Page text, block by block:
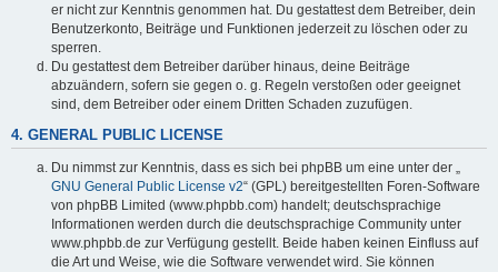
er nicht zur Kenntnis genommen hat. Du gestattest dem Betreiber, dein
Benutzerkonto, Beiträge und Funktionen jederzeit zu löschen oder zu
sperren.
Du gestattest dem Betreiber darüber hinaus, deine Beiträge
abzuändern, sofern sie gegen o. g. Regeln verstoßen oder geeignet
sind, dem Betreiber oder einem Dritten Schaden zuzufügen.
4. GENERAL PUBLIC LICENSE
Du nimmst zur Kenntnis, dass es sich bei phpBB um eine unter der „
GNU General Public License v2“ (GPL) bereitgestellten Foren-Software
von phpBB Limited (www.phpbb.com) handelt; deutschsprachige
Informationen werden durch die deutschsprachige Community unter
www.phpbb.de zur Verfügung gestellt. Beide haben keinen Einfluss auf
die Art und Weise, wie die Software verwendet wird. Sie können